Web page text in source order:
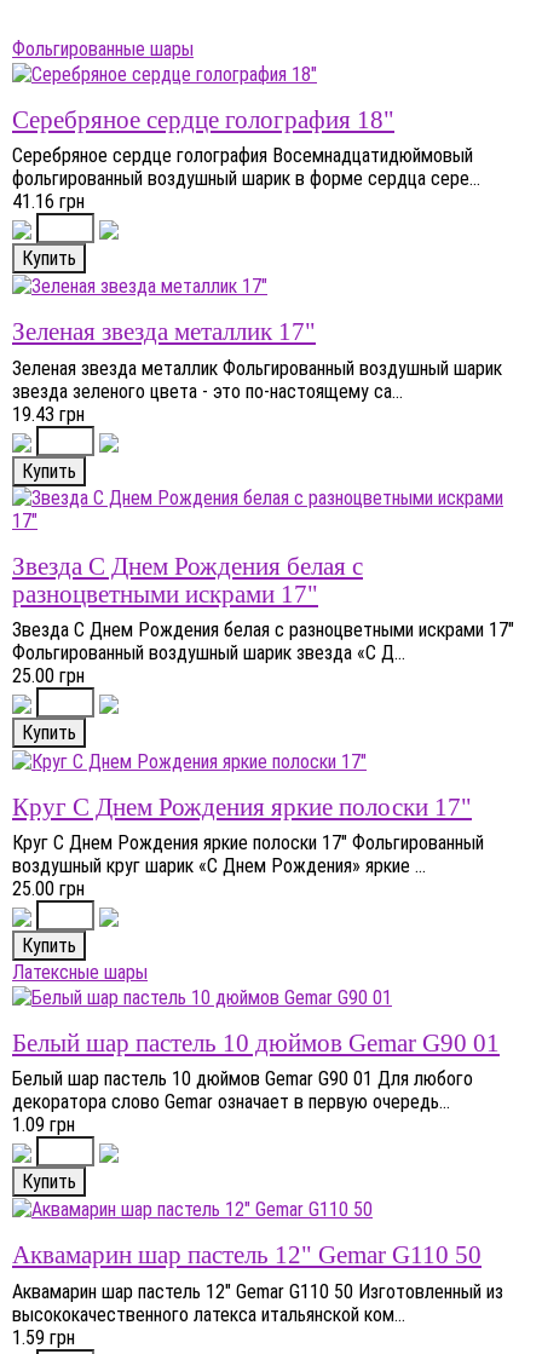
Фольгированные шары
Серебряное сердце голография 18"
Серебряное сердце голография Восемнадцатидюймовый
фольгированный воздушный шарик в форме сердца сере...
41.16 грн
Зеленая звезда металлик 17"
Зеленая звезда металлик Фольгированный воздушный шарик
звезда зеленого цвета - это по-настоящему са...
19.43 грн
Звезда С Днем Рождения белая с
разноцветными искрами 17"
Звезда С Днем Рождения белая с разноцветными искрами 17"
Фольгированный воздушный шарик звезда «С Д...
25.00 грн
Круг С Днем Рождения яркие полоски 17"
Круг С Днем Рождения яркие полоски 17" Фольгированный
воздушный круг шарик «С Днем Рождения» яркие ...
25.00 грн
Латексные шары
Белый шар пастель 10 дюймов Gemar G90 01
Белый шар пастель 10 дюймов Gemar G90 01 Для любого
декоратора слово Gemar означает в первую очередь...
1.09 грн
Аквамарин шар пастель 12" Gemar G110 50
Аквамарин шар пастель 12" Gemar G110 50 Изготовленный из
высококачественного латекса итальянской ком...
1.59 грн